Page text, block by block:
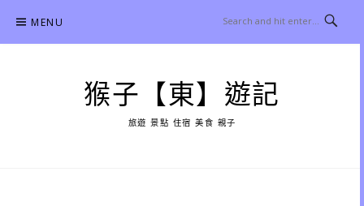
content
MENU
猴子【東】遊記
旅遊 景點 住宿 美食 親子